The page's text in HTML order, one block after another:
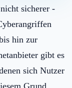
sicherer -
hin zur
gibt es
sich Nutzer
Grund